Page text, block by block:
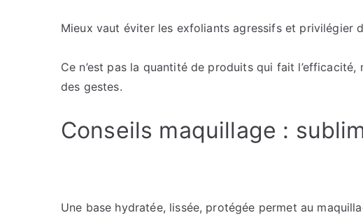
Mieux vaut éviter les exfoliants agressifs et privilégier
Ce n’est pas la quantité de produits qui fait
des gestes.
Conseils maquillage :
Une base hydratée, lissée, protégée permet au